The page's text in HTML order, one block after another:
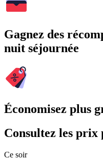
Gagnez des
nuit séjournée
Économisez plus
Consultez les prix
Ce soir